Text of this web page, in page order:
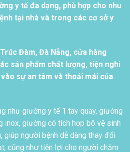
y tế đa dạng, phù hợp cho nhu
tại nhà và trong các cơ sở y
Đàm, Đà Nẵng, cửa hàng
sản phẩm chất lượng, tiện nghi
sự an tâm và thoải mái của
như giường y tế 1 tay quay, giường
inox, giường có tích hợp bô vệ sinh
giúp người bệnh dễ dàng thay đổi
cũng như tiện lợi cho người chăm